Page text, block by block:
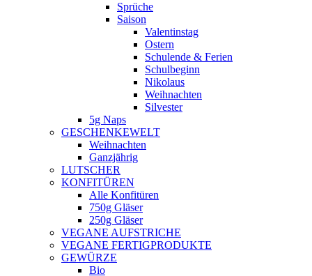
Sprüche
Saison
Valentinstag
Ostern
Schulende & Ferien
Schulbeginn
Nikolaus
Weihnachten
Silvester
5g Naps
GESCHENKEWELT
Weihnachten
Ganzjährig
LUTSCHER
KONFITÜREN
Alle Konfitüren
750g Gläser
250g Gläser
VEGANE AUFSTRICHE
VEGANE FERTIGPRODUKTE
GEWÜRZE
Bio